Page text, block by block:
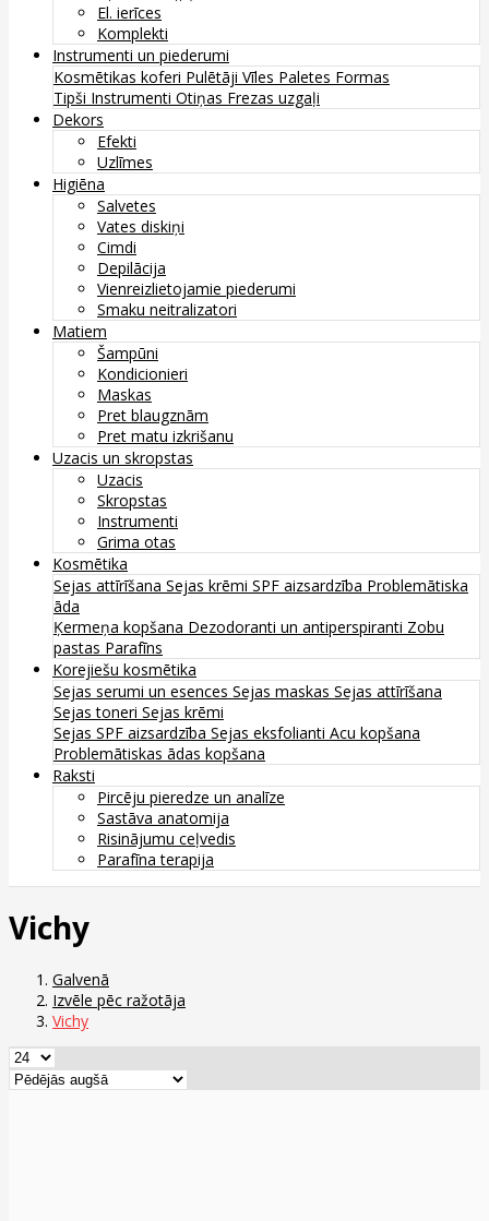
El. ierīces
Komplekti
Instrumenti un piederumi
Kosmētikas koferi Pulētāji Vīles Paletes Formas
Tipši Instrumenti Otiņas Frezas uzgaļi
Dekors
Efekti
Uzlīmes
Higiēna
Salvetes
Vates diskiņi
Cimdi
Depilācija
Vienreizlietojamie piederumi
Smaku neitralizatori
Matiem
Šampūni
Kondicionieri
Maskas
Pret blaugznām
Pret matu izkrišanu
Uzacis un skropstas
Uzacis
Skropstas
Instrumenti
Grima otas
Kosmētika
Sejas attīrīšana Sejas krēmi SPF aizsardzība Problemātiska
āda
Ķermeņa kopšana Dezodoranti un antiperspiranti Zobu
pastas Parafīns
Korejiešu kosmētika
Sejas serumi un esences Sejas maskas Sejas attīrīšana
Sejas toneri Sejas krēmi
Sejas SPF aizsardzība Sejas eksfolianti Acu kopšana
Problemātiskas ādas kopšana
Raksti
Pircēju pieredze un analīze
Sastāva anatomija
Risinājumu ceļvedis
Parafīna terapija
Vichy
Galvenā
Izvēle pēc ražotāja
Vichy